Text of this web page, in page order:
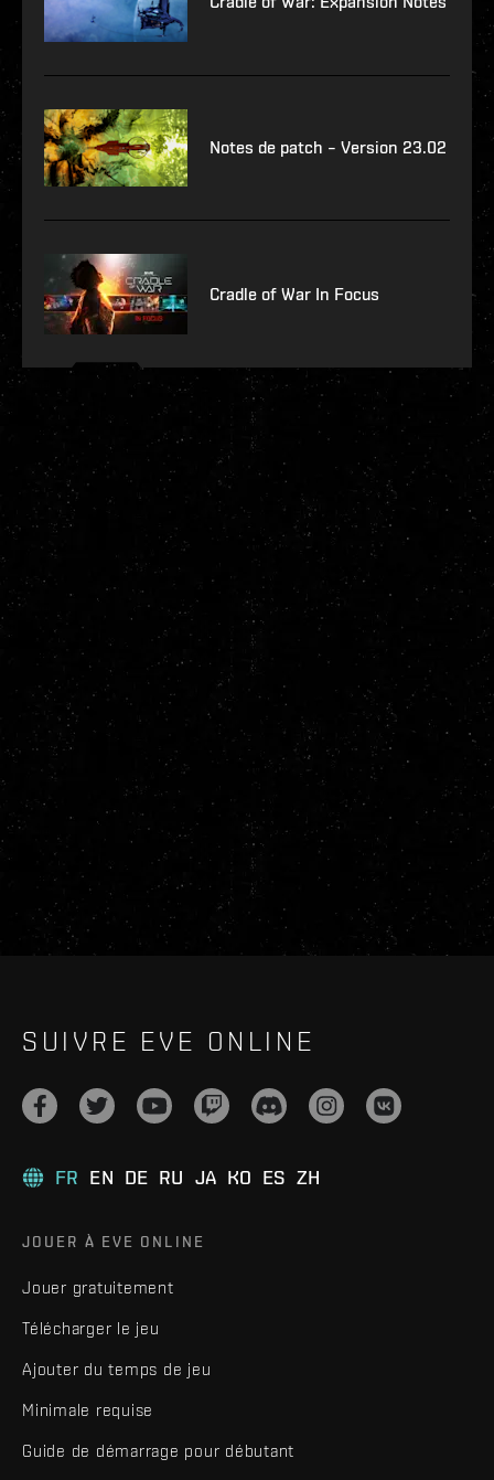
Notes de patch – Version 23.02
Cradle of War In Focus
SUIVRE EVE ONLINE
FR EN DE RU JA KO ES ZH
JOUER À EVE ONLINE
Jouer gratuitement
Télécharger le jeu
Ajouter du temps de jeu
Minimale requise
Guide de démarrage pour débutant